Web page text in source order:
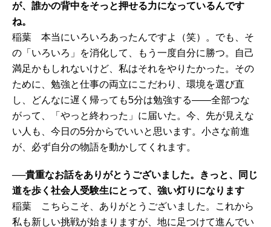
が、誰かの背中をそっと押せる力になっているんです
ね。
稲葉 本当にいろいろあったんですよ（笑）。でも、そ
の「いろいろ」を消化して、もう一度自分に勝つ。自己
満足かもしれないけど、私はそれをやりたかった。その
ために、勉強と仕事の両立にこだわり、環境を選び直
し、どんなに遅く帰っても5分は勉強する——全部つな
がって、「やっと終わった」に届いた。今、先が見えな
い人も、今日の5分からでいいと思います。小さな前進
が、必ず自分の物語を動かしてくれます。
──貴重なお話をありがとうございました。きっと、同じ
道を歩く社会人受験生にとって、強い灯りになります
稲葉 こちらこそ、ありがとうございました。これから
私も新しい挑戦が始まりますが、地に足つけて進んでい